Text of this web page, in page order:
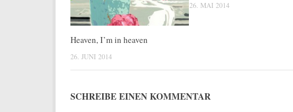
Heaven, I’m in heaven
26. JUNI 2014
26. MAI 2014
SCHREIBE EINEN KOMMENTAR